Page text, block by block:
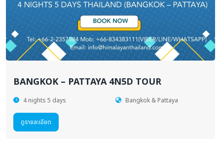
BANGKOK – PATTAYA 4N5D TOUR
4 nights 5 days Bangkok & Pattaya
ดูรายละเอียด